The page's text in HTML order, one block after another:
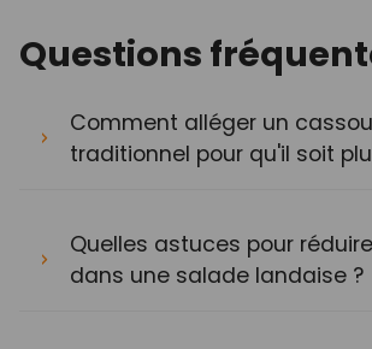
Questions
Comment alléger un
traditionnel pour qu'il soit
Quelles astuces pour
dans une salade landaise ?